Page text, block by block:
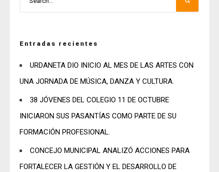
Entradas recientes
URDANETA DIO INICIO AL MES DE LAS ARTES CON
UNA JORNADA DE MÚSICA, DANZA Y CULTURA.
38 JÓVENES DEL COLEGIO 11 DE OCTUBRE
INICIARON SUS PASANTÍAS COMO PARTE DE SU
FORMACIÓN PROFESIONAL.
CONCEJO MUNICIPAL ANALIZÓ ACCIONES PARA
FORTALECER LA GESTIÓN Y EL DESARROLLO DE